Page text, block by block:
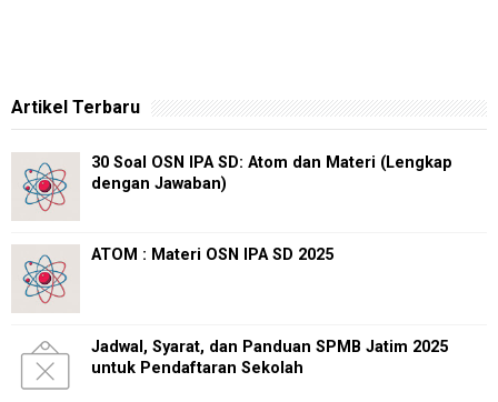
Artikel Terbaru
30 Soal OSN IPA SD: Atom dan Materi (Lengkap
dengan Jawaban)
ATOM : Materi OSN IPA SD 2025
Jadwal, Syarat, dan Panduan SPMB Jatim 2025
untuk Pendaftaran Sekolah